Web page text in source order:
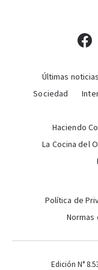
Últimas noticias
Sociedad
Haciendo
La Cocina del
Política de
Normas
Edición N°